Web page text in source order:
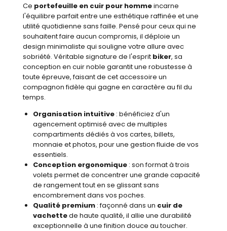
Ce portefeuille en cuir pour hommeincarne
l'équilibre parfait entre une esthétique raffinée et une
utilité quotidienne sans faille. Pensé pour ceux qui ne
souhaitent faire aucun compromis, il déploie un
design minimaliste qui souligne votre allure avec
sobriété. Véritable signature de l'esprit biker, sa
conception en cuir noble garantit une robustesse à
toute épreuve, faisant de cet accessoire un
compagnon fidèle qui gagne en caractère au fil du
temps.
Organisation intuitive : bénéficiez d'un
agencement optimisé avec de multiples
compartiments dédiés à vos cartes, billets,
monnaie et photos, pour une gestion fluide de vos
essentiels.
Conception ergonomique : son format à trois
volets permet de concentrer une grande capacité
de rangement tout en se glissant sans
encombrement dans vos poches.
Qualité premium : façonné dans un cuir de
vachettede haute qualité, il allie une durabilité
exceptionnelle à une finition douce au toucher.